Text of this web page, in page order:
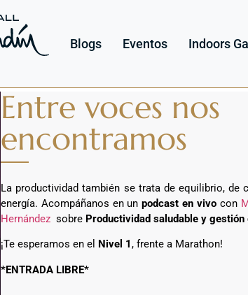
Blogs Eventos Indoors
Entre voces nos
encontramos
La productividad también se trata de equilibrio, de
energía. Acompáñanos en unpodcast en vivocon
Hernández sobre Productividad saludable y gestión
¡Te esperamos en el Nivel 1 , frente a Marathon!
*ENTRADA LIBRE*